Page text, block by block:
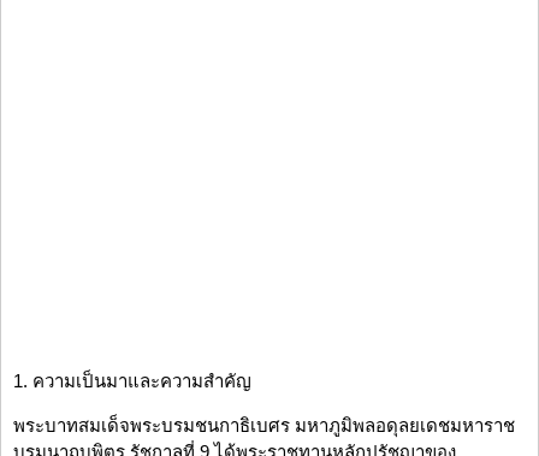
1. ความเป็นมาและความสำคัญ
พระบาทสมเด็จพระบรมชนกาธิเบศร มหาภูมิพลอดุลยเดชมหาราช